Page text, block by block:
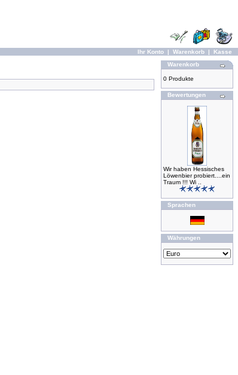
Ihr Konto | Warenkorb | Kasse
Warenkorb
0 Produkte
Bewertungen
Wir haben Hessisches
Löwenbier probiert....ein
Traum !!! Wi ..
Sprachen
Währungen